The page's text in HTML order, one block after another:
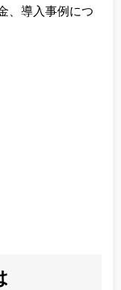
、導入事例につ